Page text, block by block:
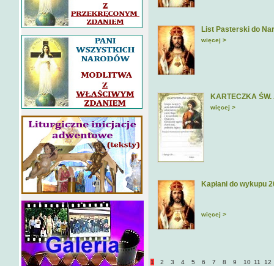
List Pasterski do
więcej >
KARTECZKA ŚW.
więcej >
Kapłani do wykupu
więcej >
1 2 3 4 5 6 7 8 9 10 11 12